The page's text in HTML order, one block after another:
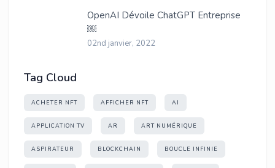
OpenAI Dévoile ChatGPT Entreprise
￼
02nd janvier, 2022
Tag Cloud
ACHETER NFT AFFICHER NFT AI
APPLICATION TV AR ART NUMÉRIQUE
ASPIRATEUR BLOCKCHAIN BOUCLE INFINIE